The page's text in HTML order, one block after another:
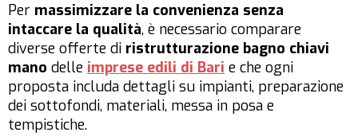
Per massimizzare la convenienza senza
intaccare la qualità, è necessario comparare
diverse offerte di ristrutturazione bagno chiavi
mano delle imprese edili di Bari e che ogni
proposta includa dettagli su impianti, preparazione
dei sottofondi, materiali, messa in posa e
tempistiche.